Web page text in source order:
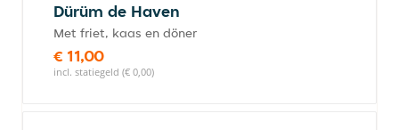
Dürüm de Haven
Met friet, kaas en döner
€ 11,00
incl. statiegeld (€ 0,00)